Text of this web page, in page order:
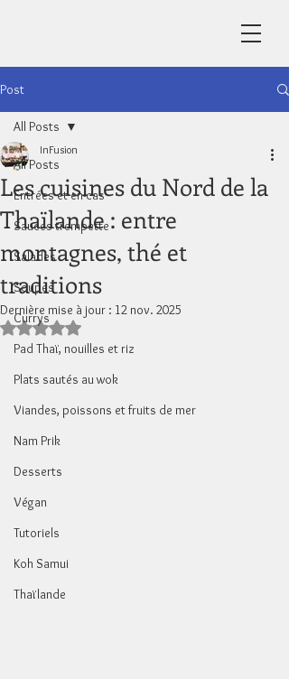
Post
All Posts
Entrées et en-cas
Sauces trempette
Salades
Soupes
Currys
Pad Thaï, nouilles et riz
Plats sautés au wok
Viandes, poissons et fruits de mer
Nam Prik
Desserts
Végan
Tutoriels
Koh Samui
Thaïlande
All Posts
Les cuisines du Nord de la
Thaïlande : entre
montagnes, thé et
traditions
InFusion
Dernière mise à jour : 12 nov. 2025
Noté NaN étoiles sur 5.